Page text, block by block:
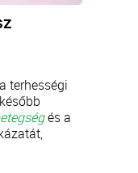
terhességi
és a